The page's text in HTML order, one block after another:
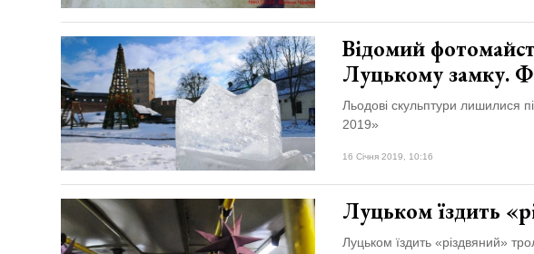
Відомий
Луцькому замку.
Льодові скульптури лишилися
2019»
16 Січня 2019, 10:16
Луцьком їздить
Луцьком їздить «різдвяний»